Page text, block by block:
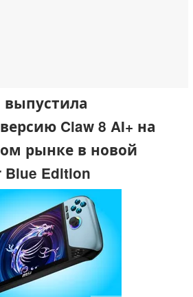
Claw 8 AI+ на
рынке в новой
Blue Edition